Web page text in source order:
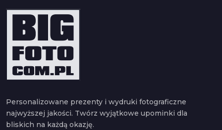
Personalizowane prezenty i wydruki fotograficzne
najwyższej jakości. Twórz wyjątkowe upominki dla
bliskich na każdą okazję.